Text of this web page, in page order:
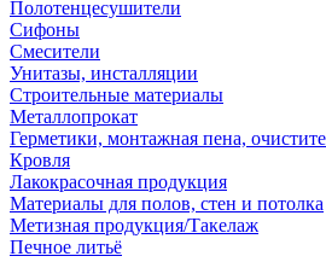
Полотенцесушители
Сифоны
Смесители
Унитазы, инсталляции
Строительные материалы
Металлопрокат
Герметики, монтажная пена,
Кровля
Лакокрасочная продукция
Материалы для полов, стен и потолка
Метизная продукция/Такелаж
Печное литьё